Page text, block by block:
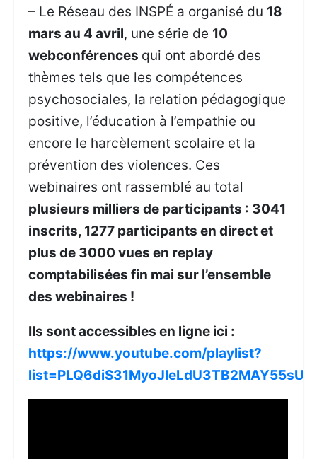
– Le Réseau des INSPÉ a organisé du 18
mars au 4 avril, une série de 10
webconférences qui ont abordé des
thèmes tels que les compétences
psychosociales, la relation pédagogique
positive, l’éducation à l’empathie ou
encore le harcèlement scolaire et la
prévention des violences. Ces
webinaires ont rassemblé au total
plusieurs milliers de participants : 3041
inscrits, 1277 participants en direct et
plus de 3000 vues en replay
comptabilisées fin mai sur l’ensemble
des webinaires !
Ils sont accessibles en ligne ici :
https://www.youtube.com/playlist?